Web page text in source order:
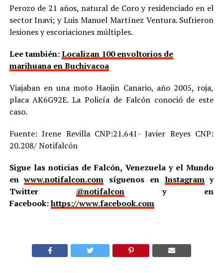
Perozo de 21 años, natural de Coro y residenciado en el
sector Inavi; y Luis Manuel Martínez Ventura. Sufrieron
lesiones y escoriaciones múltiples.
Lee también:Localizan 100 envoltorios de
marihuana en Buchivacoa
Viajaban en una moto Haojin Canario, año 2005, roja,
placa AK6G92E. La Policía de Falcón conoció de este
caso.
Fuente: Irene Revilla CNP:21.641- Javier Reyes CNP:
20.208/ Notifalcón
Sigue las noticias de Falcón, Venezuela y el Mundo
enwww.notifalcon.com síguenos en Instagramy
Twitter @notifalcony en
Facebook:https://www.facebook.com